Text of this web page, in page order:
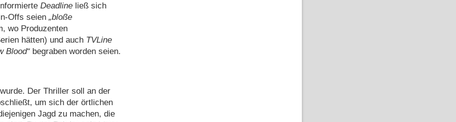
Deadline ließ sich
Offs seien bloße
wo Produzenten
hätten) und auch TVLine
Blood begraben worden seien.
Der Thriller soll an der
um sich der örtlichen
Jagd zu machen, die